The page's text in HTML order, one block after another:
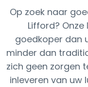
Op zoek naar
Lifford?
goedkoper dan
minder dan
zich geen zorgen
inleveren van uw